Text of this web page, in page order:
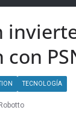
TECNOLOGÍA